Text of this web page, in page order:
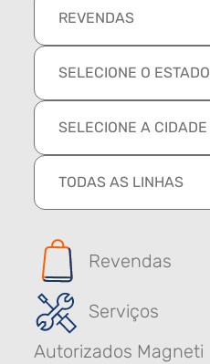
REVENDAS
SELECIONE O ESTADO
SELECIONE A CIDADE
TODAS AS LINHAS
Revendas
Serviços
Autorizados Magneti